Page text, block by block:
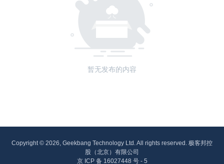
暂无发布的内容
Copyright © 2026, Geekbang Technology Ltd. All rights reserved. 极客邦控
股（北京）有限公司
京 ICP 备 16027448 号 - 5